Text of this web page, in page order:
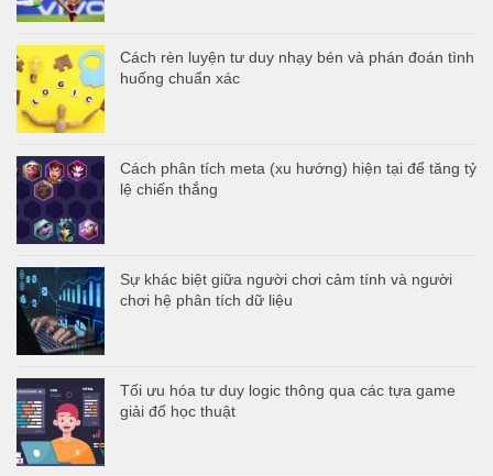
Cách rèn luyện tư duy nhạy bén và phán đoán tình
huống chuẩn xác
Cách phân tích meta (xu hướng) hiện tại để tăng tỷ
lệ chiến thắng
Sự khác biệt giữa người chơi cảm tính và người
chơi hệ phân tích dữ liệu
Tối ưu hóa tư duy logic thông qua các tựa game
giải đố học thuật